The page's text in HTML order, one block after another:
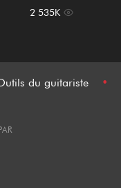
2 535K
du guitariste •